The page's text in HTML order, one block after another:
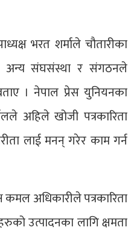
भरत शर्माले चौतारीका
अन्य संघसंस्था र संगठनले
। नेपाल प्रेस युनियनका
अहिले खोजी पत्रकारिता
लाई मनन् गरेर काम गर्न
कमल अधिकारीले पत्रकारिता
उत्पादनका लागि क्षमता